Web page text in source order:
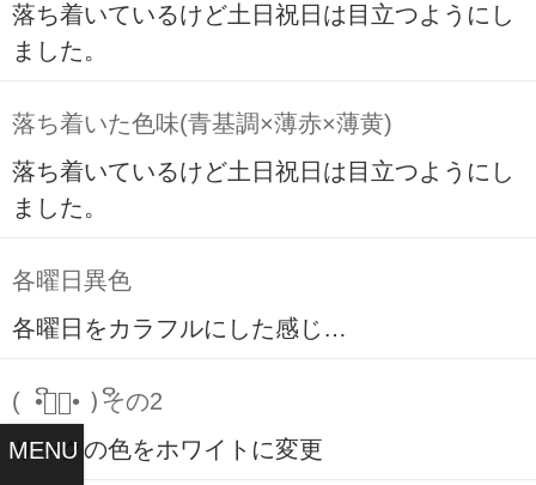
MENU
落ち着いているけど土日祝日は目立つようにし
ました。
落ち着いた色味(青基調×薄赤×薄黄)
落ち着いているけど土日祝日は目立つようにし
ました。
各曜日異色
各曜日をカラフルにした感じ…
( ິ•ᆺ⃘• )ິその2
リンクの色をホワイトに変更